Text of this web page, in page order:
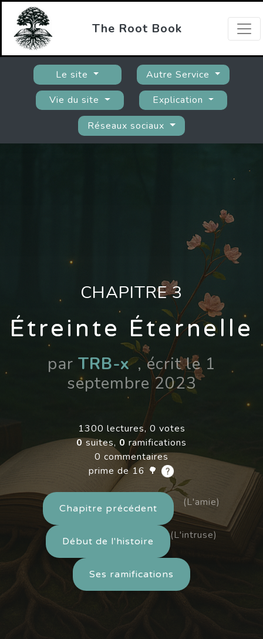
The Root Book
Le site
Autre Service
Vie du site
Explication
Réseaux sociaux
CHAPITRE 3
Étreinte Éternelle
par TRB-x, écrit le 1
septembre 2023
1300 lectures, 0 votes
0suites, 0 ramifications
0 commentaires
prime de 16 🌳
Chapitre précédent (L'amie)
Début de l'histoire (L'intruse)
Ses ramifications